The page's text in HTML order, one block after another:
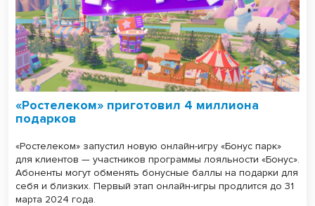
«Ростелеком» приготовил 4 миллиона
подарков
«Ростелеком» запустил новую онлайн-игру «Бонус парк»
для клиентов — участников программы лояльности «Бонус».
Абоненты могут обменять бонусные баллы на подарки для
себя и близких. Первый этап онлайн-игры продлится до 31
марта 2024 года.